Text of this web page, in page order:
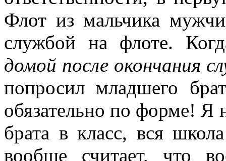
Флот из мальчика
службой на флоте.
домой после окончания
попросил младшего
обязательно по форме! Я
брата в класс, вся
вообще считает, что